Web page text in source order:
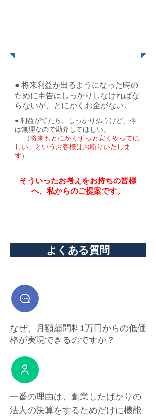
● 将来利益が出るようになった時の
ために申告はしっかりしなければな
らないが、とにかくお金がない。
● 利益がでたら、しっかり払うけど、今
は無理なので勘弁してほしい。
（将来もとにかくずっと安くやってほ
しい、というお客様はお断りいたしま
す）
そういったお考えをお持ちの皆様
へ、私からのご提案です。
よくある質問
なぜ、月額顧問料1万円からの低価
格が実現できるのですか？
一番の理由は、創業したばかりの
法人の決算をするためだけに機能